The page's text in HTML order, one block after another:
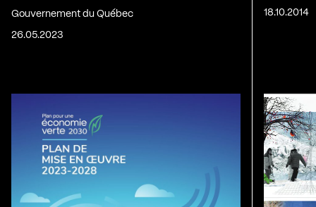
Gouvernement du Québec
26.05.2023
18.10.2014